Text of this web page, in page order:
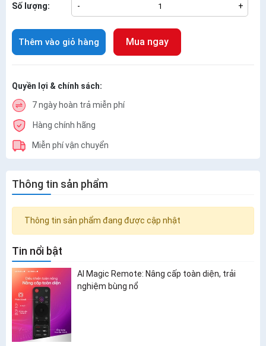
Số lượng: - +
Thêm vào giỏ hàng Mua ngay
Quyền lợi & chính sách:
7 ngày hoàn trả miễn phí
Hàng chính hãng
Miễn phí vận chuyển
Thông tin sản phẩm
Thông tin sản phẩm đang được cập nhật
Tin nổi bật
AI Magic Remote: Nâng cấp toàn diện, trải
nghiệm bùng nổ